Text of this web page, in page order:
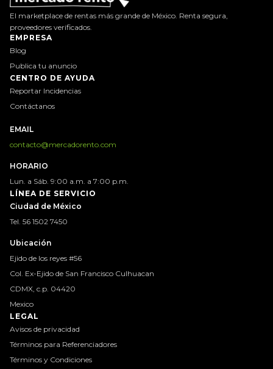
El marketplace de rentas más grande de México. Renta segura,
proveedores verificados.
EMPRESA
Blog
Publica tu anuncio
CENTRO DE AYUDA
Reportar Incidencias
Contáctanos
EMAIL
contacto@mercadorento.com
HORARIO
Lun. a Sáb. 9:00 a.m. a 7:00 p.m.
LÍNEA DE SERVICIO
Ciudad de México
Tel. 56 1502 7450
Ubicación
Ejido de los reyes #56
Col. Ex-Ejido de San Francisco Culhuacan
CDMX, c.p. 04420
Mexico
LEGAL
Avisos de privacidad
Términos para Referenciadores
Términos y Condiciones